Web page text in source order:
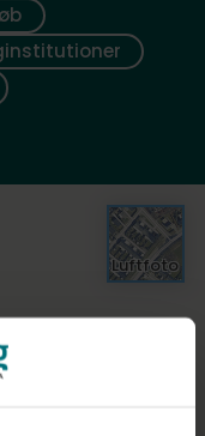
Luftfoto